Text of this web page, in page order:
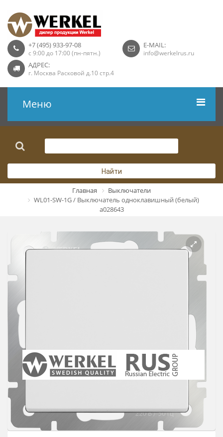
+7 (495) 933-97-08
с 9:00 до 17:00 (пн-пятн.)
E-MAIL:
info@werkelrus.ru
АДРЕС:
г. Москва Расковой д.10 стр.4
Меню
Розетки USB
Розетки ТВ
Розетки акустика
Найти
Главная
Выключатели
WL01-SW-1G / Выключатель одноклавишный (белый)
a028643